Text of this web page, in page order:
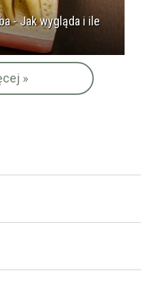
- Jak wygląda i ile
»